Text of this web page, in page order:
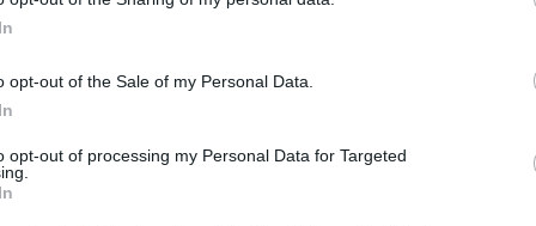
opt-out of the Sale of my Personal Data.
opt-out of processing my Personal Data for Targeted
2023 - 2024
και τον Πολιτισμό!